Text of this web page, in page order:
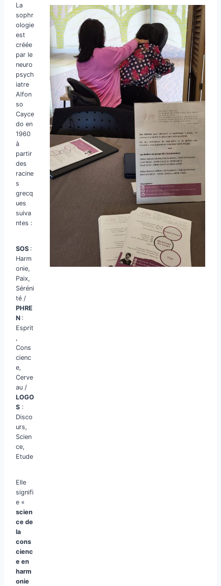
La
sophr
ologie
est
créée
par le
neuro
psych
iatre
Alfon
so
Cayce
do en
1960
à
partir
des
racine
s
grecq
ues
suiva
ntes :
SOS :
Harm
onie,
Paix,
Séréni
té /
PHRE
N :
Esprit
,
Cons
cienc
e,
Cerve
au /
LOGO
S :
Disco
urs,
Scien
ce,
Etude
Elle
signifi
e «
scien
ce de
la
cons
cienc
e en
harm
onie